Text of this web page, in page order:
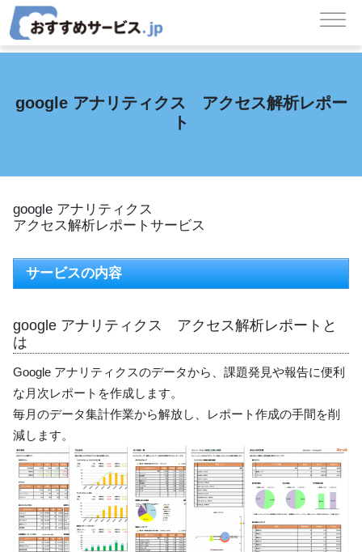
コンテンツへスキップ
メインナビゲーション
google アナリティクス アクセス解析レポー
ト
google アナリティクス
アクセス解析レポートサービス
サービスの内容
google アナリティクス アクセス解析レポートと
は
Google アナリティクスのデータから、課題発見や報告に便利
な月次レポートを作成します。
毎月のデータ集計作業から解放し、レポート作成の手間を削
減します。